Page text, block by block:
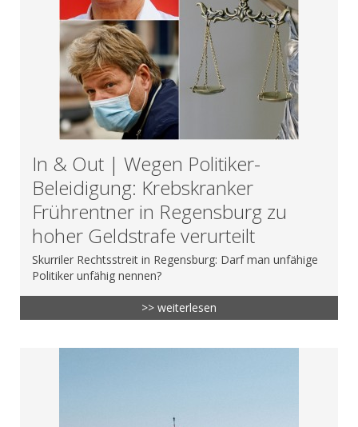
In & Out | Wegen Politiker-
Beleidigung: Krebskranker
Frührentner in Regensburg zu
hoher Geldstrafe verurteilt
Skurriler Rechtsstreit in Regensburg: Darf man unfähige
Politiker unfähig nennen?
>> weiterlesen